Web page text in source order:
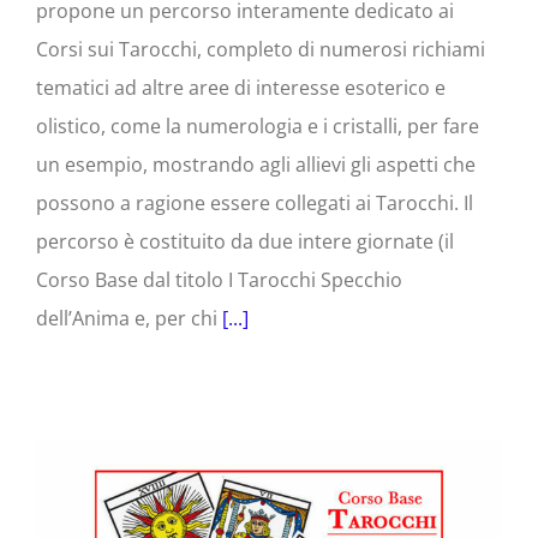
propone un percorso interamente dedicato ai
Corsi sui Tarocchi, completo di numerosi richiami
tematici ad altre aree di interesse esoterico e
olistico, come la numerologia e i cristalli, per fare
un esempio, mostrando agli allievi gli aspetti che
possono a ragione essere collegati ai Tarocchi. Il
percorso è costituito da due intere giornate (il
Corso Base dal titolo I Tarocchi Specchio
dell’Anima e, per chi [...]